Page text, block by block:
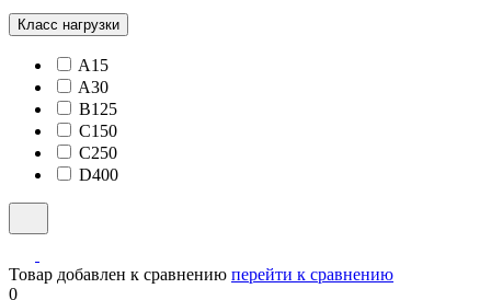
Класс нагрузки
A15
A30
B125
C150
C250
D400
Товар добавлен к сравнению перейти к сравнению
0